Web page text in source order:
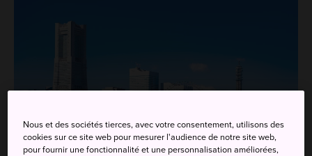
Nous et des sociétés tierces, avec votre consentement, utilisons des
cookies sur ce site web pour mesurer l'audience de notre site web,
pour fournir une fonctionnalité et une personnalisation améliorées,